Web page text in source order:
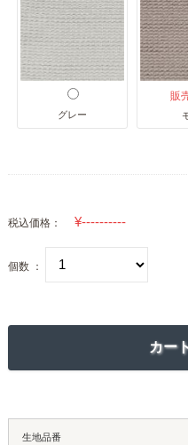
グレー
販
税込価格：
個数 ：
生地品番